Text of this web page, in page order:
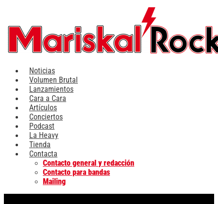
contenido
Noticias
Volumen Brutal
Lanzamientos
Cara a Cara
Artículos
Conciertos
Podcast
La Heavy
Tienda
Contacta
Contacto general y redacción
Contacto para bandas
Mailing